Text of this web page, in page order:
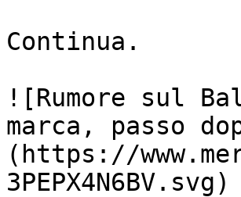
Continua.
![Rumore sul
marca, passo
(https://
3PEPX4N6BV.svg)